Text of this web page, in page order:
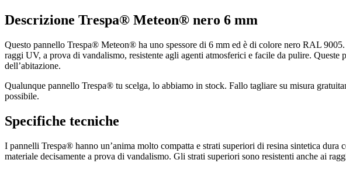
Descrizione Trespa® Meteon® nero 6 mm
Questo pannello Trespa® Meteon® ha uno spessore di 6 mm ed è di colore nero RAL
raggi UV, a prova di vandalismo, resistente agli agenti atmosferici e facile da pulire.
dell’abitazione.
Qualunque pannello Trespa® tu scelga, lo abbiamo in stock. Fallo tagliare su misura
possibile.
Specifiche tecniche
I pannelli Trespa® hanno un’anima molto compatta e strati superiori di resina sintetica
materiale decisamente a prova di vandalismo. Gli strati superiori sono resistenti anche ai